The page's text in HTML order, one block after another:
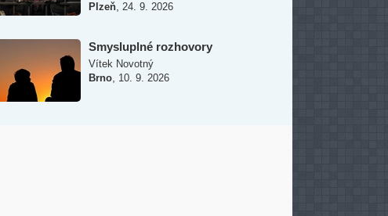
Plzeň 24. 9. 2026
Smysluplné rozhovory
Vítek Novotný
Brno 10. 9. 2026